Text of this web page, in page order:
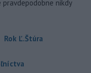
nikdy
Rok Ľ.Štúra